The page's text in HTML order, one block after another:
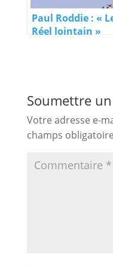
Paul Roddie : «
Réel lointain »
Soumettre
Votre adresse e-
champs